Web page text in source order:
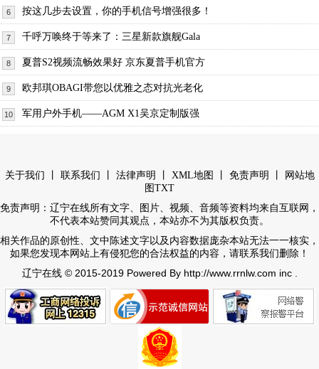
6 按这几步去设置，你的手机信号增强很多！
7 千呼万唤终于等来了：三星新款旗舰Gala
8 夏普S2视频流畅效果好 京东夏普手机官方
9 欧邦琪OBAGI带您以优雅之态对抗光老化
10 军用户外手机——AGM X1吴京定制版强
关于我们 联系我们 法律声明 XML地图 免责声明
网站地
图 TXT
免责声明：辽宁在线所有文字、图片、视频、音频等资料均来自互联网，
不代表本站赞同其观点，本站亦不为其版权负责。
相关作品的原创性、文中陈述文字以及内容数据庞杂本站无法一一核实，
如果您发现本网站上有侵犯您的合法权益的内容，请联系我们删除！
辽宁在线© 2015-2019 Powered By http://www.rrnlw.com inc .